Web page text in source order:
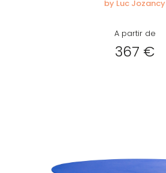
by Luc Jozancy
A partir de
367 €